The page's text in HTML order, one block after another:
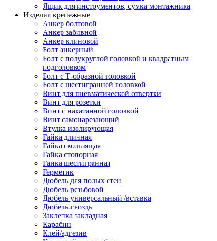
Ящик для инструментов, сумка монтажника
Изделия крепежные
Анкер болтовой
Анкер забивной
Анкер клиновой
Болт анкерный
Болт с полукруглой головкой и квадратным
подголовком
Болт с Т-образной головкой
Болт с шестигранной головкой
Винт для пневматической отвертки
Винт для розетки
Винт с накатанной головкой
Винт самонарезающий
Втулка изолирующая
Гайка длинная
Гайка скользящая
Гайка стопорная
Гайка шестигранная
Герметик
Дюбель для полых стен
Дюбель резьбовой
Дюбель универсальный /вставка
Дюбель-гвоздь
Заклепка закладная
Карабин
Клей/адгезив